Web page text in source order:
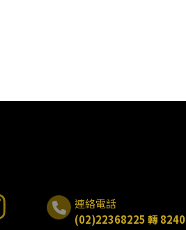
連絡電話
(02)22368225 轉